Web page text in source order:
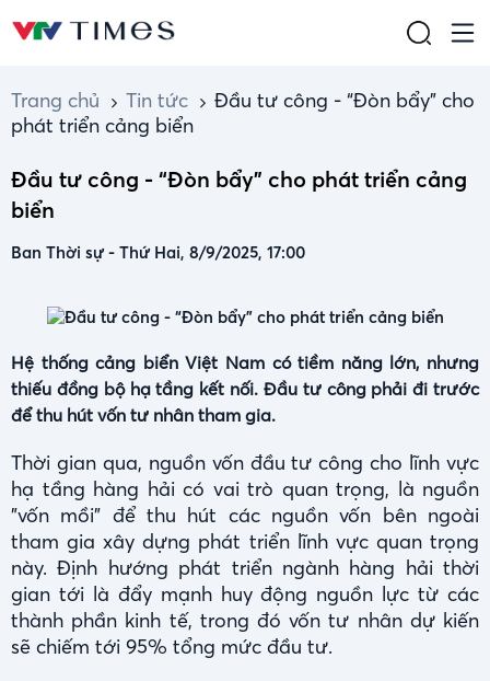
Trang chủ Tin tức
Đầu tư công - “Đòn bẩy” cho
phát triển cảng biển
Đầu tư công - “Đòn bẩy” cho phát triển cảng
biển
Ban Thời sự- Thứ Hai, 8/9/2025, 17:00
Hệ thống cảng biển Việt Nam có tiềm năng lớn, nhưng
thiếu đồng bộ hạ tầng kết nối. Đầu tư công phải đi trước
để thu hút vốn tư nhân tham gia.
Thời gian qua, nguồn vốn đầu tư công cho lĩnh vực
hạ tầng hàng hải có vai trò quan trọng, là nguồn
"vốn mồi" để thu hút các nguồn vốn bên ngoài
tham gia xây dựng phát triển lĩnh vực quan trọng
này. Định hướng phát triển ngành hàng hải thời
gian tới là đẩy mạnh huy động nguồn lực từ các
thành phần kinh tế, trong đó vốn tư nhân dự kiến
sẽ chiếm tới 95% tổng mức đầu tư.